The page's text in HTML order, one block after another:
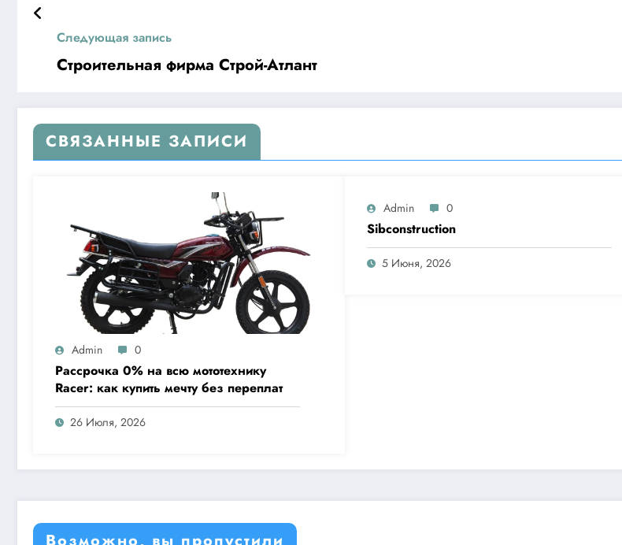
Следующая запись
Строительная фирма Строй-Атлант
СВЯЗАННЫЕ ЗАПИСИ
Admin 0
Рассрочка 0% на всю мототехнику
Racer: как купить мечту без переплат
26 Июля, 2026
Admin 0
Sibconstruction
5 Июня, 2026